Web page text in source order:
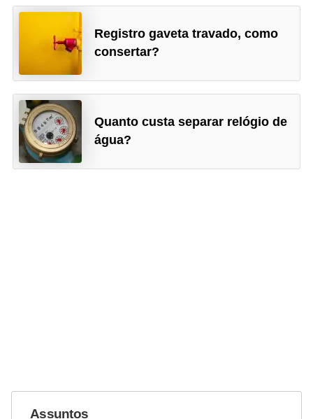
Registro gaveta travado, como
consertar?
Quanto custa separar relógio de
água?
Assuntos